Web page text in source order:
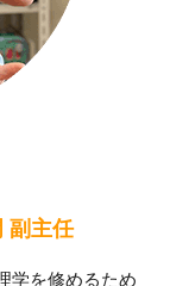
副主任
学を修めるため